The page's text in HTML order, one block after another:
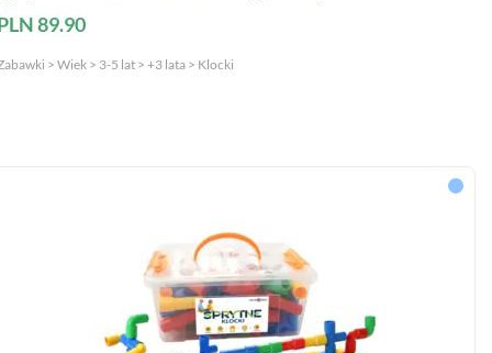
89.90
> Wiek > 3-5 lat > +3 lata > Klocki